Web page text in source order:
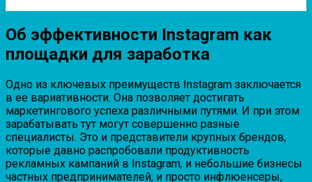
Об эффективности Instagram как
площадки для заработка
Одно из ключевых преимуществ Instagram заключается
в ее вариативности. Она позволяет достигать
маркетингового успеха различными путями. И при этом
зарабатывать тут могут совершенно разные
специалисты. Это и представители крупных брендов,
которые давно распробовали продуктивность
рекламных кампаний в Instagram, и небольшие бизнесы
частных предпринимателей, и просто инфлюенсеры,